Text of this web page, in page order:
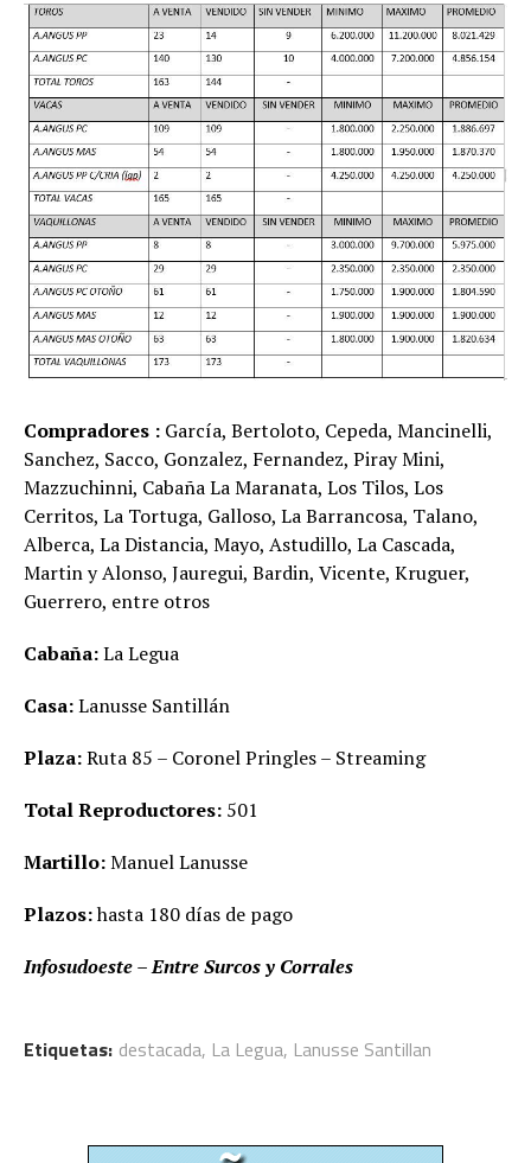
Compradores : García, Bertoloto, Cepeda, Mancinelli,
Sanchez, Sacco, Gonzalez, Fernandez, Piray Mini,
Mazzuchinni, Cabaña La Maranata, Los Tilos, Los
Cerritos, La Tortuga, Galloso, La Barrancosa, Talano,
Alberca, La Distancia, Mayo, Astudillo, La Cascada,
Martin y Alonso, Jauregui, Bardin, Vicente, Kruguer,
Guerrero, entre otros
Cabaña:La Legua
Casa:Lanusse Santillán
Plaza:Ruta 85 – Coronel Pringles – Streaming
Total Reproductores: 501
Martillo:Manuel Lanusse
Plazos:hasta 180 días de pago
Infosudoeste – Entre Surcos y Corrales
Etiquetas: destacada, La Legua, Lanusse Santillan